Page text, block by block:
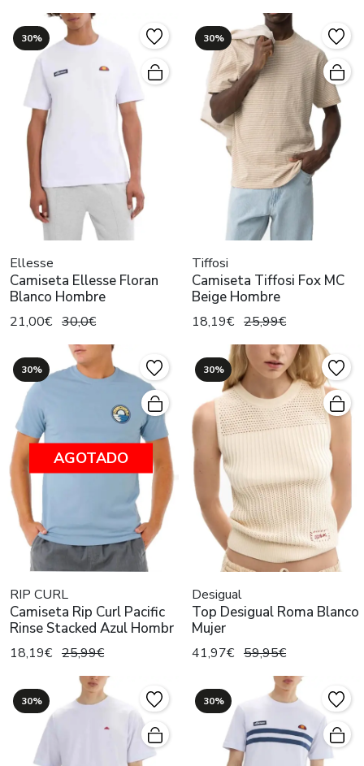
30%
Ellesse
Camiseta Ellesse Floran
Blanco Hombre
21,00€ 30,0€
30%
Tiffosi
Camiseta Tiffosi Fox MC
Beige Hombre
18,19€ 25,99€
30%
AGOTADO
RIP CURL
Camiseta Rip Curl Pacific
Rinse Stacked Azul Hombr
18,19€ 25,99€
30%
Desigual
Top Desigual Roma Blanco
Mujer
41,97€ 59,95€
30% 30%